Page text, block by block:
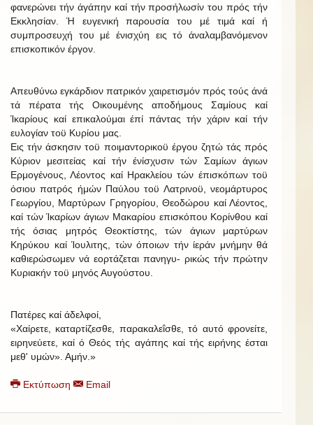
φανερώνει τήν άγάπην καί τήν προσήλωσίν του πρός τήν
Εκκλησίαν. Ή ευγενική παρουσία του μέ τιμά καί ή
συμπροσευχή του μέ ένισχύη εις τό άναλαμβανόμενον
επισκοπικόν έργον.
Απευθύνω εγκάρδιον πατρικόν χαιρετισμόν πρός τούς άνά
τά πέρατα τής Οικουμένης αποδήμους Σαμίους καί
Ίκαρίους καί επικαλούμαι έπί πάντας τήν χάριν καί τήν
ευλογίαν τοϋ Κυρίου μας.
Εις τήν άσκησιν τοϋ ποιμαντορικοϋ έργου ζητώ τάς πρός
Κύριον μεσιτείας καί τήν ένίσχυσιν τών Σαμίων άγιων
Ερμογένους, Λέοντος καί Ηρακλείου τών έπισκόπων τοϋ
όσιου πατρός ήμών Παύλου τοϋ Λατρινοϋ, νεομάρτυρος
Γεωργίου, Μαρτύρων Γρηγορίου, Θεοδώρου καί Λέοντος,
καί τών Ίκαρίων άγιων Μακαρίου επισκόπου Κορίνθου καί
τής όσιας μητρός Θεοκτίστης, τών άγιων μαρτύρων
Κηρύκου καί Ίουλιτης, τών όποιων τήν ίεράν μνήμην θά
καθιερώσωμεν νά εορτάζεται πανηγυ- ρικώς τήν πρώτην
Κυριακήν τοϋ μηνός Αυγούστου.
Πατέρες καί άδελφοί,
«Χαίρετε, καταρτίζεσθε, παρακαλεΐσθε, τό αυτό φρονείτε,
ειρηνεύετε, καί ό Θεός τής αγάπης καί τής ειρήνης έσται
μεθ' υμών». Αμήν.»
Εκτύπωση Email